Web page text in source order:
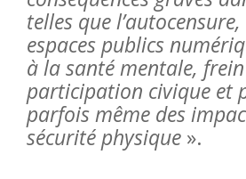
telles que
espaces publics
à la santé mentale,
participation civique et
parfois même des
sécurité physique ».